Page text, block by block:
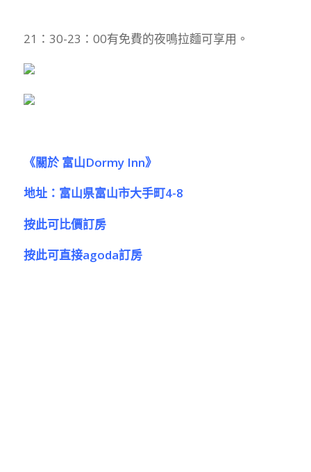
21：30-23：00有免費的夜鳴拉麵可享用。
《關於 富山Dormy Inn》
地址：富山県富山市大手町4-8
按此可比價訂房
按此可直接agoda訂房